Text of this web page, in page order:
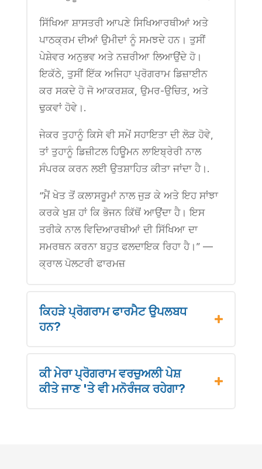
ਸਿੱਖਿਆ ਸ਼ਾਸਤਰੀ ਆਪਣੇ ਸਿਖਿਆਰਥੀਆਂ ਅਤੇ
ਪਾਠਕ੍ਰਮ ਦੀਆਂ ਉਮੀਦਾਂ ਨੂੰ ਸਮਝਦੇ ਹਨ। ਤੁਸੀਂ
ਪੇਸ਼ੇਵਰ ਅਨੁਭਵ ਅਤੇ ਨਜ਼ਰੀਆ ਲਿਆਉਂਦੇ ਹੋ।
ਇਕੱਠੇ, ਤੁਸੀਂ ਇੱਕ ਅਜਿਹਾ ਪ੍ਰੋਗਰਾਮ ਡਿਜ਼ਾਈਨ
ਕਰ ਸਕਦੇ ਹੋ ਜੋ ਆਕਰਸ਼ਕ, ਉਮਰ-ਉਚਿਤ, ਅਤੇ
ਢੁਕਵਾਂ ਹੋਵੇ।.
ਜੇਕਰ ਤੁਹਾਨੂੰ ਕਿਸੇ ਵੀ ਸਮੇਂ ਸਹਾਇਤਾ ਦੀ ਲੋੜ ਹੋਵੇ,
ਤਾਂ ਤੁਹਾਨੂੰ ਡਿਜ਼ੀਟਲ ਹਿਊਮਨ ਲਾਇਬ੍ਰੇਰੀ ਨਾਲ
ਸੰਪਰਕ ਕਰਨ ਲਈ ਉਤਸ਼ਾਹਿਤ ਕੀਤਾ ਜਾਂਦਾ ਹੈ।.
“ਮੈਂ ਖੇਤ ਤੋਂ ਕਲਾਸਰੂਮਾਂ ਨਾਲ ਜੁੜ ਕੇ ਅਤੇ ਇਹ ਸਾਂਝਾ
ਕਰਕੇ ਖੁਸ਼ ਹਾਂ ਕਿ ਭੋਜਨ ਕਿੱਥੋਂ ਆਉਂਦਾ ਹੈ। ਇਸ
ਤਰੀਕੇ ਨਾਲ ਵਿਦਿਆਰਥੀਆਂ ਦੀ ਸਿੱਖਿਆ ਦਾ
ਸਮਰਥਨ ਕਰਨਾ ਬਹੁਤ ਫਲਦਾਇਕ ਰਿਹਾ ਹੈ।” —
ਕ੍ਰਾਲ ਪੋਲਟਰੀ ਫਾਰਮਜ਼
ਕਿਹੜੇ ਪ੍ਰੋਗਰਾਮ ਫਾਰਮੈਟ ਉਪਲਬਧ
ਹਨ?
ਕੀ ਮੇਰਾ ਪ੍ਰੋਗਰਾਮ ਵਰਚੁਅਲੀ ਪੇਸ਼
ਕੀਤੇ ਜਾਣ 'ਤੇ ਵੀ ਮਨੋਰੰਜਕ ਰਹੇਗਾ?